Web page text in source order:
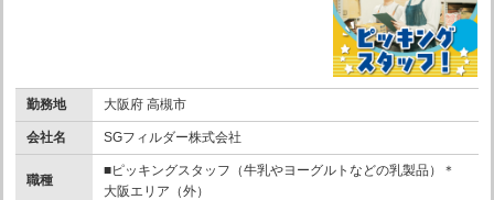
勤務地 大阪府 高槻市
会社名 SGフィルダー株式会社
職種
■ピッキングスタッフ（牛乳やヨーグルトなどの乳製品）＊
大阪エリア（外）